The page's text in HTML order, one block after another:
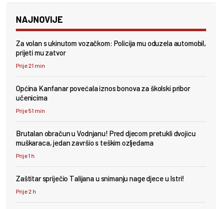
NAJNOVIJE
Za volan s ukinutom vozačkom: Policija mu oduzela automobil,
prijeti mu zatvor
Prije 21 min
Općina Kanfanar povećala iznos bonova za školski pribor
učenicima
Prije 51 min
Brutalan obračun u Vodnjanu! Pred djecom pretukli dvojicu
muškaraca, jedan završio s teškim ozljedama
Prije 1 h
Zaštitar spriječio Talijana u snimanju nage djece u Istri!
Prije 2 h